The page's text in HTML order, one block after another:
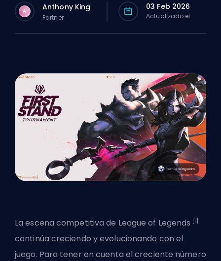
A Anthony King
Partner
03 Feb 2026
Actualizado el
La escena competitiva de League of Legends [1]
continúa creciendo y evolucionando con el
juego. Para tener en cuenta el creciente número